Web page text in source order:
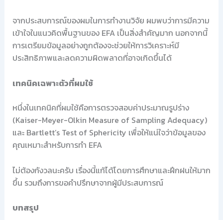
จากประสบการณ์ของผมในการทำงานวิจัย ผมพบว่าการมีความ
เข้าใจในแนวคิดพื้นฐานของ EFA เป็นสิ่งสำคัญมาก นอกจากนี้
การเตรียมข้อมูลอย่างถูกต้องจะช่วยให้การวิเคราะห์มี
ประสิทธิภาพและลดความผิดพลาดที่อาจเกิดขึ้นได้
เทคนิคเฉพาะตัวที่ผมใช้
หนึ่งในเทคนิคที่ผมใช้คือการตรวจสอบค่าประมาณรูปร่าง
(Kaiser-Meyer-Olkin Measure of Sampling Adequacy)
และ Bartlett’s Test of Sphericity เพื่อให้แน่ใจว่าข้อมูลของ
คุณเหมาะสำหรับการทำ EFA
ไม่ต้องกังวลนะครับ เรื่องนี้แก้ได้โดยการศึกษาและฝึกฝนให้มาก
ขึ้น รวมถึงการขอคำปรึกษาจากผู้มีประสบการณ์
บทสรุป